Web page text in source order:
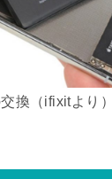
換（ifixitより）